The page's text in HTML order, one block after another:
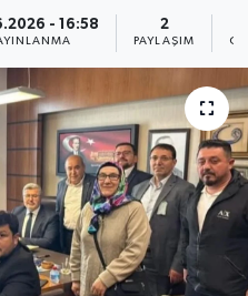
- 16:58 2
PAYLAŞIM